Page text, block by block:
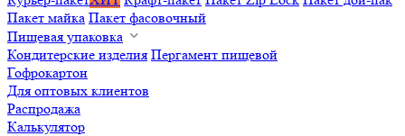
Пакет майка Пакет фасовочный
Пищевая упаковка
Кондитерские изделия Пергамент пищевой
Гофрокартон
Для оптовых клиентов
Распродажа
Калькулятор